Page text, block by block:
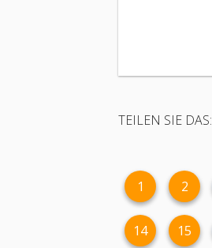
TEILEN SIE DAS:
1 2
14 15